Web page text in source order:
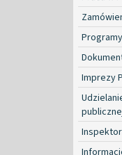
Imprezy